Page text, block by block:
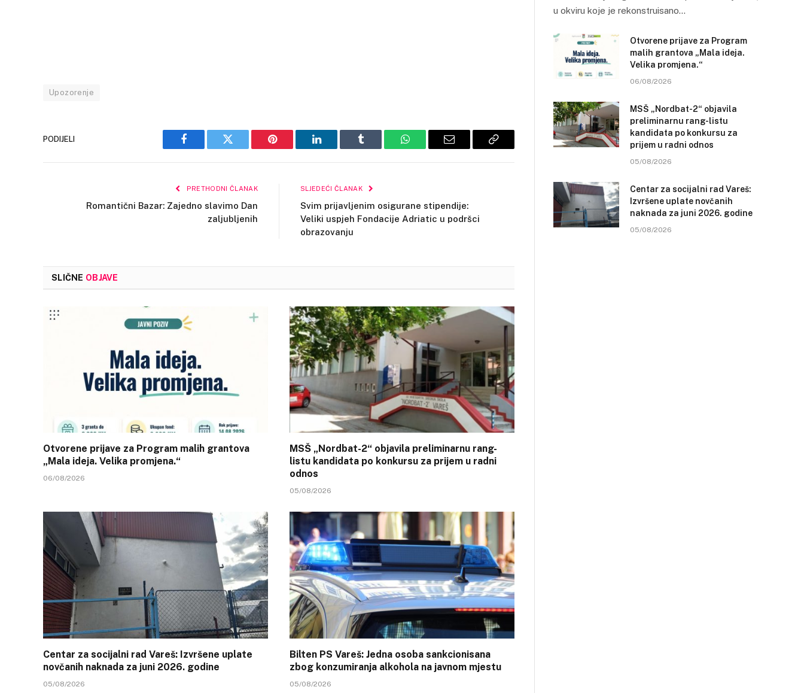
Upozorenje
PODIJELI
Facebook Twitter Pinterest LinkedIn Tumblr WhatsAppEmail
Copy
PRETHODNI ČLANAK
Romantični Bazar: Zajedno slavimo Dan
zaljubljenih
SLJEDEĆI ČLANAK
Svim prijavljenim osigurane stipendije:
Veliki uspjeh Fondacije Adriatic u podršci
obrazovanju
SLIČNE OBJAVE
Otvorene prijave za Program malih grantova
„Mala ideja. Velika promjena.“
06/08/2026
MSŠ „Nordbat-2“ objavila preliminarnu rang-
listu kandidata po konkursu za prijem u radni
odnos
05/08/2026
Centar za socijalni rad Vareš: Izvršene uplate
novčanih naknada za juni 2026. godine
05/08/2026
Bilten PS Vareš: Jedna osoba sankcionisana
zbog konzumiranja alkohola na javnom mjestu
05/08/2026
u okviru koje je rekonstruisano…
Otvorene prijave za Program
malih grantova „Mala ideja.
Velika promjena.“
06/08/2026
MSŠ „Nordbat-2“ objavila
preliminarnu rang-listu
kandidata po konkursu za
prijem u radni odnos
05/08/2026
Centar za socijalni rad Vareš:
Izvršene uplate novčanih
naknada za juni 2026. godine
05/08/2026